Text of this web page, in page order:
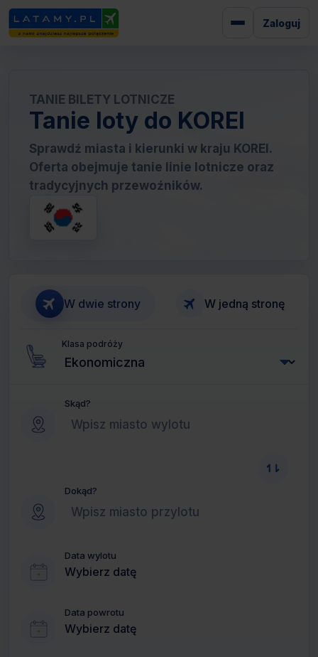
Zaloguj
TANIE BILETY LOTNICZE
Tanie loty do KOREI
Sprawdź miasta i kierunki w kraju KOREI.
Oferta obejmuje tanie linie lotnicze oraz
tradycyjnych przewoźników.
W dwie strony W jedną stronę
Klasa podróży
Skąd?
Dokąd?
Data wylotu
Wybierz datę
Data powrotu
Wybierz datę